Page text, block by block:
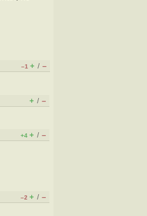
–1 + / –
+ / –
+4 + / –
–2 + / –